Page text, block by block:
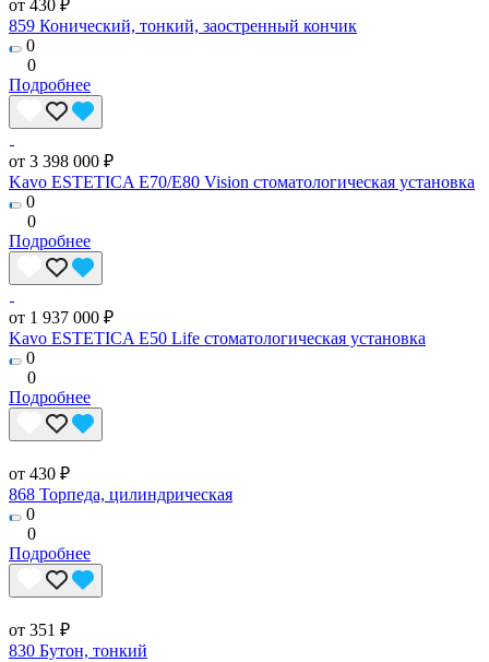
от 430 ₽
859 Конический, тонкий, заостренный кончик
0
0
Подробнее
от 3 398 000 ₽
Kavo ESTETICA E70/E80 Vision стоматологическая установка
0
0
Подробнее
от 1 937 000 ₽
Kavo ESTETICA E50 Life стоматологическая установка
0
0
Подробнее
от 430 ₽
868 Торпеда, цилиндрическая
0
0
Подробнее
от 351 ₽
830 Бутон, тонкий